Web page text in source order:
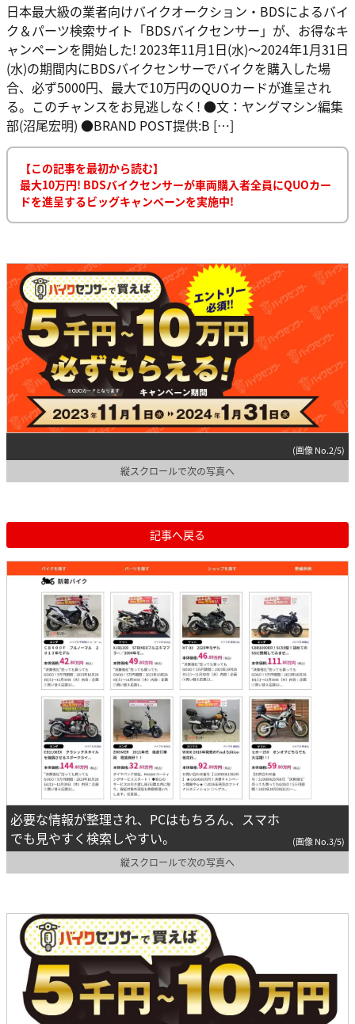
日本最大級の業者向けバイクオークション・BDSによるバイ
ク＆パーツ検索サイト「BDSバイクセンサー」が、お得なキ
ャンペーンを開始した! 2023年11月1日(水)～2024年1月31日
(水)の期間内にBDSバイクセンサーでバイクを購入した場
合、必ず5000円、最大で10万円のQUOカードが進呈され
る。このチャンスをお見逃しなく! ●文：ヤングマシン編集
部(沼尾宏明) ●BRAND POST提供:B […]
【この記事を最初から読む】
最大10万円! BDSバイクセンサーが車両購入者全員にQUOカー
ドを進呈するビッグキャンペーンを実施中!
(画像 No.2/5)
縦スクロールで次の写真へ
記事へ戻る
必要な情報が整理され、PCはもちろん、スマホ
でも見やすく検索しやすい。
(画像 No.3/5)
縦スクロールで次の写真へ